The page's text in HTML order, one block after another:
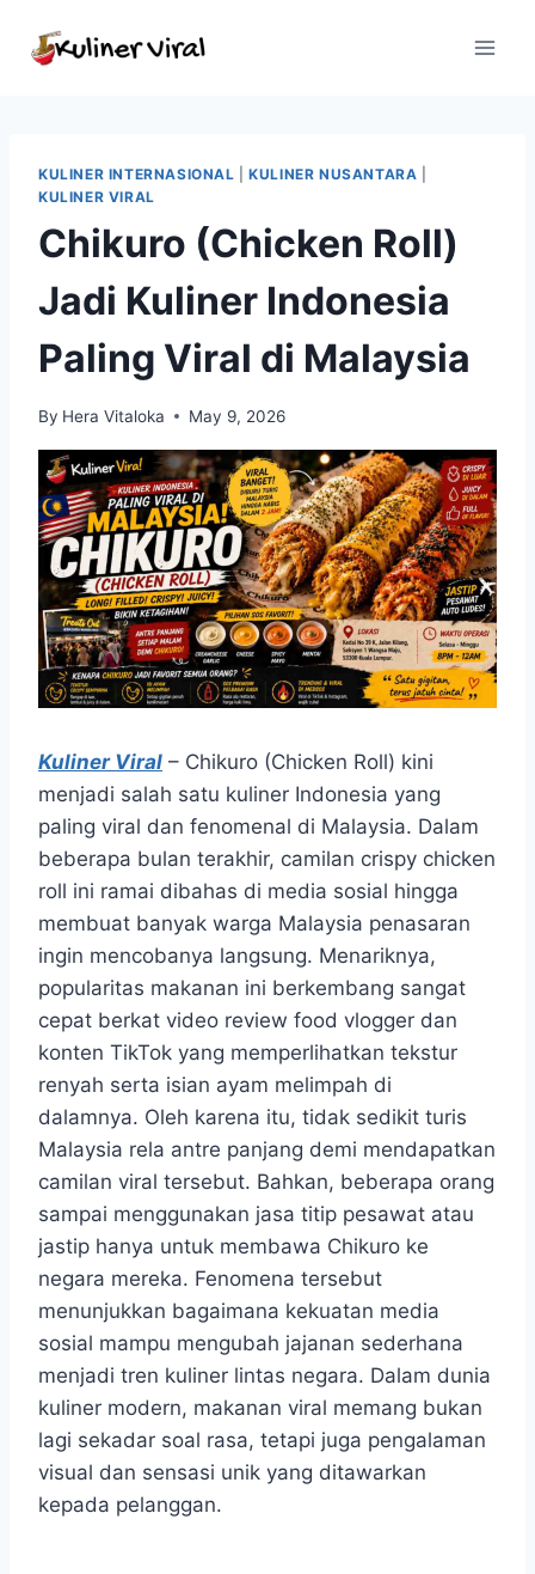
KULINER INTERNASIONAL |KULINER NUSANTARA
KULINER VIRAL
Chikuro (Chicken Roll)
Jadi Kuliner Indonesia
Paling Viral di Malaysia
By Hera Vitaloka May 9, 2026
Kuliner Viral – Chikuro (Chicken Roll) kini
menjadi salah satu kuliner Indonesia yang
paling viral dan fenomenal di Malaysia. Dalam
beberapa bulan terakhir, camilan crispy chicken
roll ini ramai dibahas di media sosial hingga
membuat banyak warga Malaysia penasaran
ingin mencobanya langsung. Menariknya,
popularitas makanan ini berkembang sangat
cepat berkat video review food vlogger dan
konten TikTok yang memperlihatkan tekstur
renyah serta isian ayam melimpah di
dalamnya. Oleh karena itu, tidak sedikit turis
Malaysia rela antre panjang demi mendapatkan
camilan viral tersebut. Bahkan, beberapa orang
sampai menggunakan jasa titip pesawat atau
jastip hanya untuk membawa Chikuro ke
negara mereka. Fenomena tersebut
menunjukkan bagaimana kekuatan media
sosial mampu mengubah jajanan sederhana
menjadi tren kuliner lintas negara. Dalam dunia
kuliner modern, makanan viral memang bukan
lagi sekadar soal rasa, tetapi juga pengalaman
visual dan sensasi unik yang ditawarkan
kepada pelanggan.